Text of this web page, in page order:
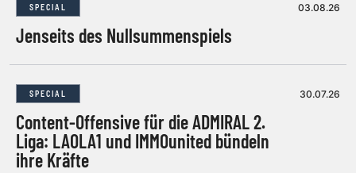
SPECIAL
Jenseits des Nullsummenspiels
03.08.26
SPECIAL
Content-Offensive für die ADMIRAL 2.
Liga: LAOLA1 und IMMOunited bündeln
ihre Kräfte
30.07.26